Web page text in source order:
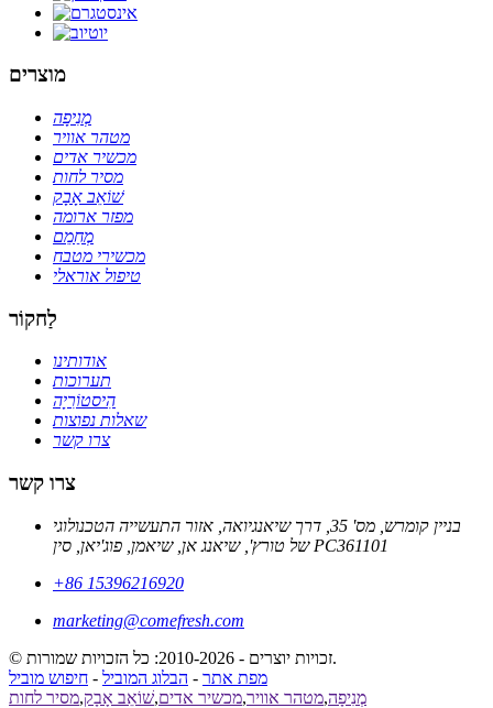
מוצרים
מְנִיפָה
מטהר אוויר
מכשיר אדים
מסיר לחות
שׁוֹאֵב אָבָק
מפזר ארומה
מְחַמֵם
מכשירי מטבח
טיפול אוראלי
לַחקוֹר
אודותינו
תערוכות
הִיסטוֹרִיָה
שאלות נפוצות
צרו קשר
צרו קשר
בניין קומרש, מס' 35, דרך שיאנגיואה, אזור התעשייה הטכנולוגי
של טורץ', שיאנג אן, שיאמן, פוג'יאן, סין PC361101
+86 15396216920
marketing@comefresh.com
© זכויות יוצרים - 2010-2026: כל הזכויות שמורות.
מפת אתר - הבלוג המוביל - חיפוש מוביל
מְנִיפָה,מטהר אוויר,מכשיר אדים,שׁוֹאֵב אָבָק,מסיר לחות